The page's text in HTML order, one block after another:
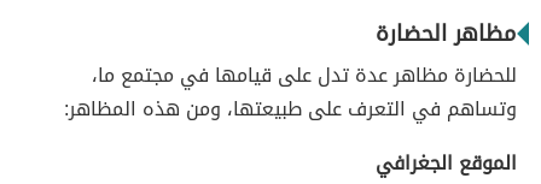
مظاهر الحضارة
للحضارة مظاهر عدة تدل على قيامها في مجتمع ما،
وتساهم في التعرف على طبيعتها، ومن هذه المظاهر:
الموقع الجغرافي